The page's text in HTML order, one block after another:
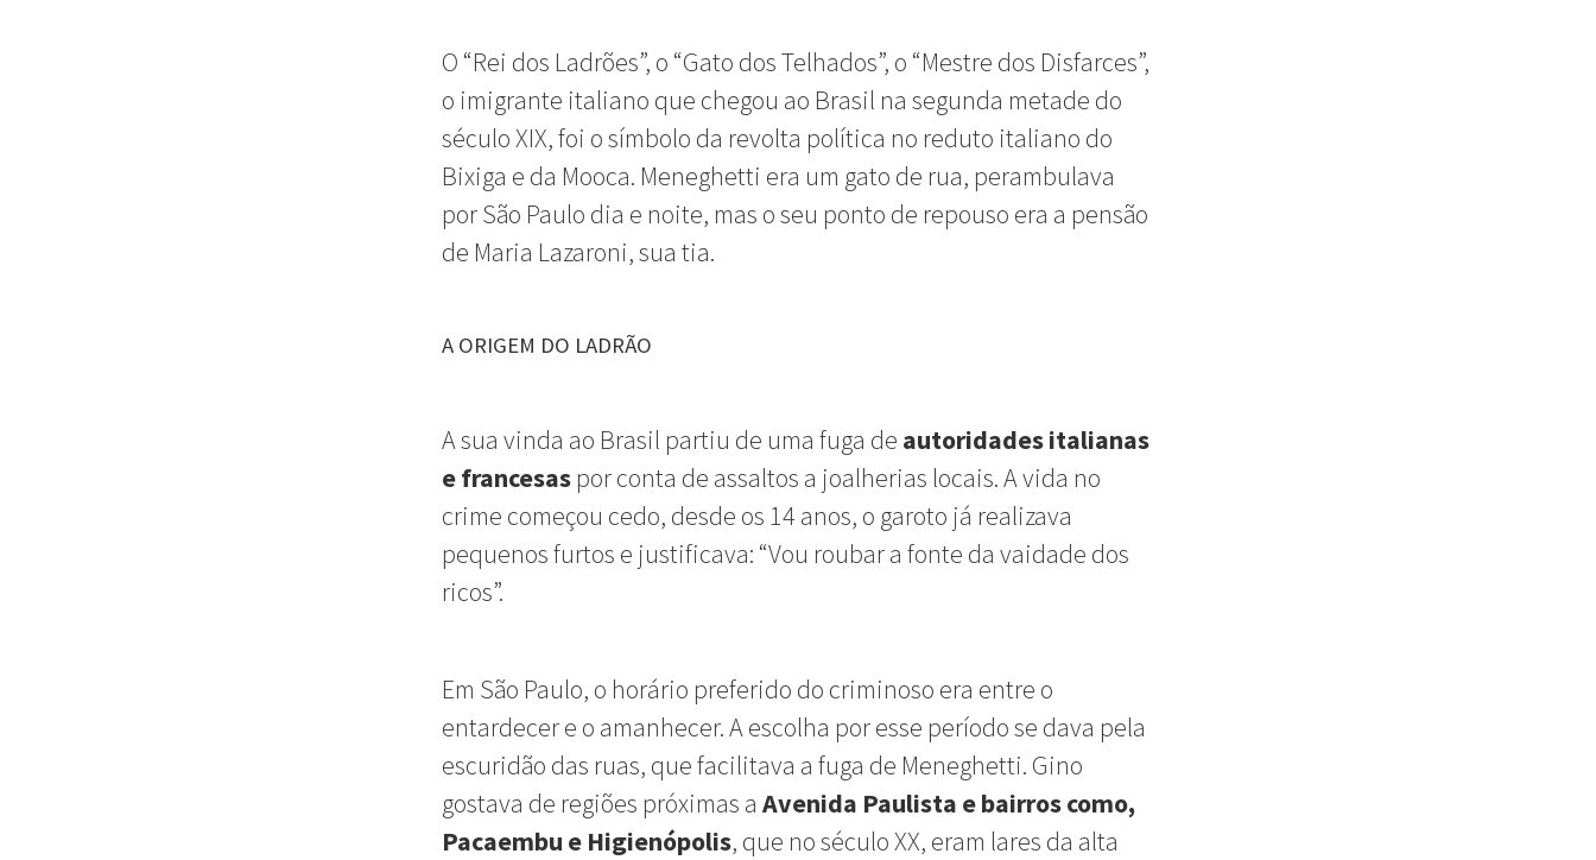
O “Rei dos Ladrões”, o “Gato dos Telhados”, o “Mestre dos Disfarces”,
o imigrante italiano que chegou ao Brasil na segunda metade do
século XIX, foi o símbolo da revolta política no reduto italiano do
Bixiga e da Mooca. Meneghetti era um gato de rua, perambulava
por São Paulo dia e noite, mas o seu ponto de repouso era a pensão
de Maria Lazaroni, sua tia.
A ORIGEM DO LADRÃO
A sua vinda ao Brasil partiu de uma fuga de autoridades italianas
e francesas por conta de assaltos a joalherias locais. A vida no
crime começou cedo, desde os 14 anos, o garoto já realizava
pequenos furtos e justificava: “Vou roubar a fonte da vaidade dos
ricos”.
Em São Paulo, o horário preferido do criminoso era entre o
entardecer e o amanhecer. A escolha por esse período se dava pela
escuridão das ruas, que facilitava a fuga de Meneghetti. Gino
gostava de regiões próximas a Avenida Paulista e bairros como,
Pacaembu e Higienópolis, que no século XX, eram lares da alta